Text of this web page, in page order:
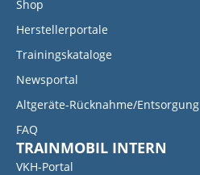
Shop
Herstellerportale
Trainingskataloge
Newsportal
Altgeräte-Rücknahme/Entsorgung
FAQ
TRAINMOBIL INTERN
VKH-Portal